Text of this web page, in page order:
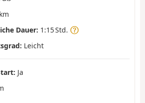
Dauer: 1:15 Std.
Leicht
Ja